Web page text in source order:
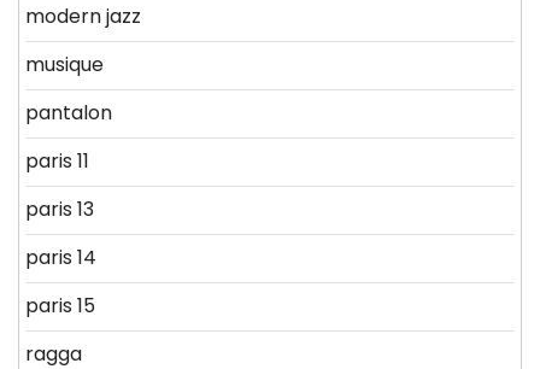
modern jazz
musique
pantalon
paris 11
paris 13
paris 14
paris 15
ragga